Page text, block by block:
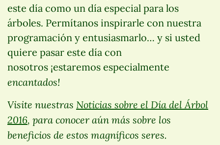
este día como un día especial para los
árboles. Permítanos inspirarle con nuestra
programación y entusiasmarlo… y si usted
quiere pasar este día con
nosotros ¡estaremos especialmente
encantados!
Visite nuestras Noticias sobre el Día del Árbol
2016, para conocer aún más sobre los
beneficios de estos magníficos seres.